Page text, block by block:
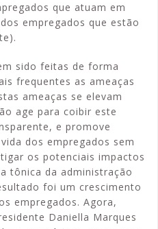
que atuam em
empregados que estão
sido feitas de forma
frequentes as ameaças
ameaças se elevam
age para coibir este
e promove
dos empregados sem
os potenciais impactos
tônica da administração
foi um crescimento
empregados. Agora,
Daniella Marques